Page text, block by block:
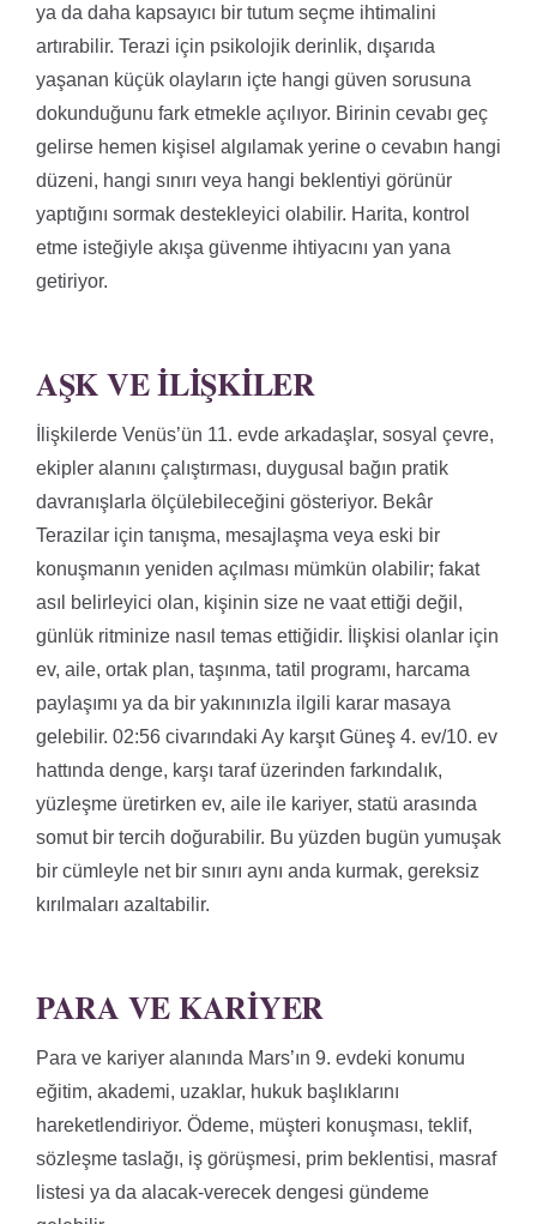
ya da daha kapsayıcı bir tutum seçme ihtimalini
artırabilir. Terazi için psikolojik derinlik, dışarıda
yaşanan küçük olayların içte hangi güven sorusuna
dokunduğunu fark etmekle açılıyor. Birinin cevabı geç
gelirse hemen kişisel algılamak yerine o cevabın hangi
düzeni, hangi sınırı veya hangi beklentiyi görünür
yaptığını sormak destekleyici olabilir. Harita, kontrol
etme isteğiyle akışa güvenme ihtiyacını yan yana
getiriyor.
AŞK VE İLIŞKILER
İlişkilerde Venüs’ün 11. evde arkadaşlar, sosyal çevre,
ekipler alanını çalıştırması, duygusal bağın pratik
davranışlarla ölçülebileceğini gösteriyor. Bekâr
Terazilar için tanışma, mesajlaşma veya eski bir
konuşmanın yeniden açılması mümkün olabilir; fakat
asıl belirleyici olan, kişinin size ne vaat ettiği değil,
günlük ritminize nasıl temas ettiğidir. İlişkisi olanlar için
ev, aile, ortak plan, taşınma, tatil programı, harcama
paylaşımı ya da bir yakınınızla ilgili karar masaya
gelebilir. 02:56 civarındaki Ay karşıt Güneş 4. ev/10. ev
hattında denge, karşı taraf üzerinden farkındalık,
yüzleşme üretirken ev, aile ile kariyer, statü arasında
somut bir tercih doğurabilir. Bu yüzden bugün yumuşak
bir cümleyle net bir sınırı aynı anda kurmak, gereksiz
kırılmaları azaltabilir.
PARA VE KARIYER
Para ve kariyer alanında Mars’ın 9. evdeki konumu
eğitim, akademi, uzaklar, hukuk başlıklarını
hareketlendiriyor. Ödeme, müşteri konuşması, teklif,
sözleşme taslağı, iş görüşmesi, prim beklentisi, masraf
listesi ya da alacak-verecek dengesi gündeme